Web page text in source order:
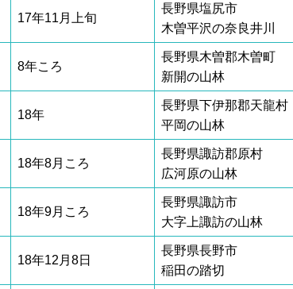
17年11月上旬
長野県塩尻市
木曽平沢の奈良井川
8年ころ
長野県木曽郡木曽町
新開の山林
18年
長野県下伊那郡天龍村
平岡の山林
18年8月ころ
長野県諏訪郡原村
広河原の山林
18年9月ころ
長野県諏訪市
大字上諏訪の山林
18年12月8日
長野県長野市
稲田の踏切